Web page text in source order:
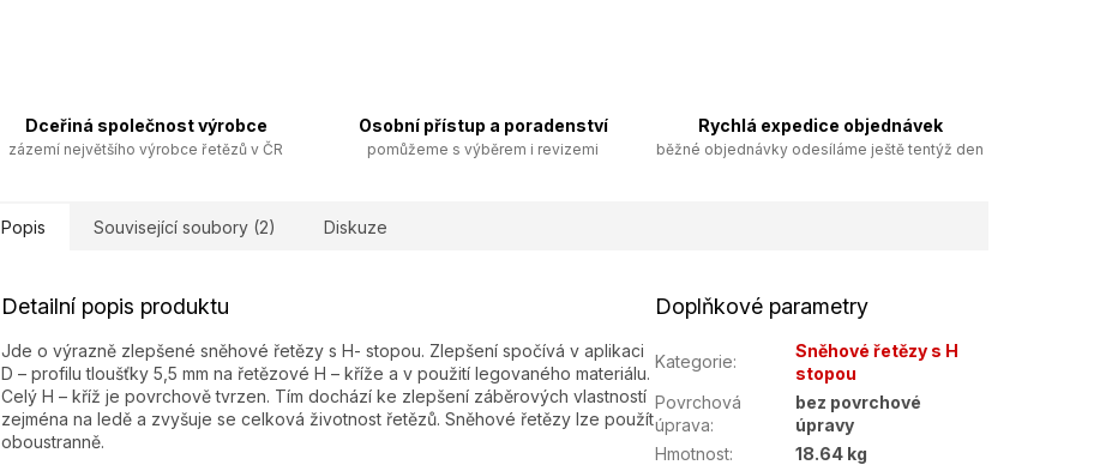
Dceřiná společnost výrobce
zázemí největšího výrobce řetězů v ČR
Osobní přístup a poradenství
pomůžeme s výběrem i revizemi
Rychlá expedice objednávek
běžné objednávky odesíláme ještě tentýž den
Popis Související soubory (2) Diskuze
Detailní popis produktu
Jde o výrazně zlepšené sněhové řetězy s H- stopou. Zlepšení spočívá v aplikaci
D – profilu tloušťky 5,5 mm na řetězové H – kříže a v použití legovaného materiálu.
Celý H – kříž je povrchově tvrzen. Tím dochází ke zlepšení záběrových vlastností
zejména na ledě a zvyšuje se celková životnost řetězů. Sněhové řetězy lze použít
oboustranně.
Doplňkové parametry
Kategorie:
Sněhové řetězy s H
stopou
Povrchová
úprava:
bez povrchové
úpravy
Hmotnost:
18.64 kg